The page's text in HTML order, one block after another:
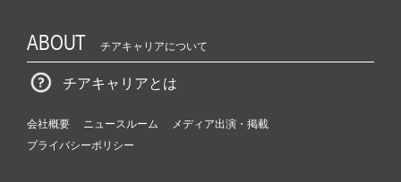
ABOUT チアキャリアについて
チアキャリアとは
会社概要 ニュースルーム
メディア出演・掲載
プライバシーポリシー